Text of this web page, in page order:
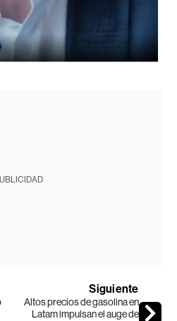
Siguiente
Altos precios de gasolina en
Latam impulsan el auge de